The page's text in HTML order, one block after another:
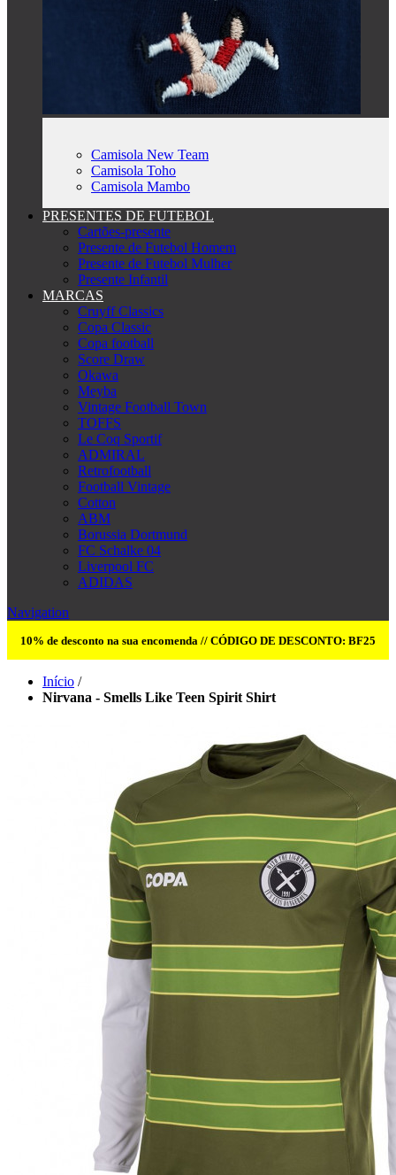
Camisola New Team
Camisola Toho
Camisola Mambo
PRESENTES DE FUTEBOL
Cartões-presente
Presente de Futebol Homem
Presente de Futebol Mulher
Presente Infantil
MARCAS
Cruyff Classics
Copa Classic
Copa football
Score Draw
Okawa
Meyba
Vintage Football Town
TOFFS
Le Coq Sportif
ADMIRAL
Retrofootball
Football Vintage
Cotton
ABM
Borussia Dortmund
FC Schalke 04
Liverpool FC
ADIDAS
Navigation
10% de desconto na sua encomenda // CÓDIGO DE DESCONTO: BF25
Início /
Nirvana - Smells Like Teen Spirit Shirt